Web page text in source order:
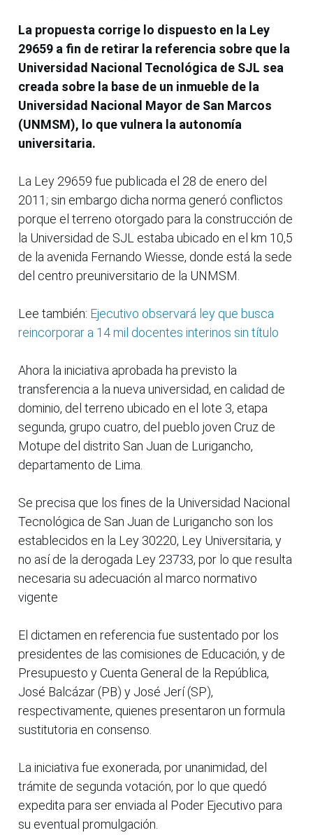
La propuesta corrige lo dispuesto en la Ley
29659 a fin de retirar la referencia sobre que la
Universidad Nacional Tecnológica de SJL sea
creada sobre la base de un inmueble de la
Universidad Nacional Mayor de San Marcos
(UNMSM), lo que vulnera la autonomía
universitaria.
La Ley 29659 fue publicada el 28 de enero del
2011; sin embargo dicha norma generó conflictos
porque el terreno otorgado para la construcción de
la Universidad de SJL estaba ubicado en el km 10,5
de la avenida Fernando Wiesse, donde está la sede
del centro preuniversitario de la UNMSM.
Lee también: Ejecutivo observará ley que busca
reincorporar a 14 mil docentes interinos sin título
Ahora la iniciativa aprobada ha previsto la
transferencia a la nueva universidad, en calidad de
dominio, del terreno ubicado en el lote 3, etapa
segunda, grupo cuatro, del pueblo joven Cruz de
Motupe del distrito San Juan de Lurigancho,
departamento de Lima.
Se precisa que los fines de la Universidad Nacional
Tecnológica de San Juan de Lurigancho son los
establecidos en la Ley 30220, Ley Universitaria, y
no así de la derogada Ley 23733, por lo que resulta
necesaria su adecuación al marco normativo
vigente
El dictamen en referencia fue sustentado por los
presidentes de las comisiones de Educación, y de
Presupuesto y Cuenta General de la República,
José Balcázar (PB) y José Jerí (SP),
respectivamente, quienes presentaron un formula
sustitutoria en consenso.
La iniciativa fue exonerada, por unanimidad, del
trámite de segunda votación, por lo que quedó
expedita para ser enviada al Poder Ejecutivo para
su eventual promulgación.